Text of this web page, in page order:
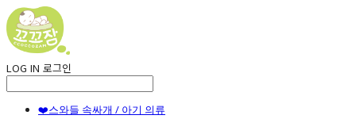
LOG IN 로그인
❤️스와들 속싸개 / 아기 의류